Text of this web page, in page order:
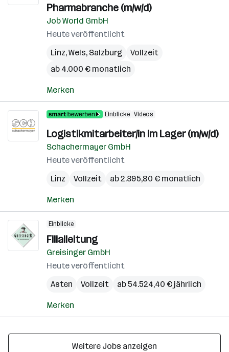
Pharmabranche (m/w/d)
Job World GmbH
Heute veröffentlicht
Linz,Wels, Salzburg
Vollzeit
ab 4.000 € monatlich
Merken
Einblicke Videos
Logistikmitarbeiter/in im Lager (m/w/d)
Schachermayer GmbH
Heute veröffentlicht
Linz
Vollzeit ab 2.395,80 € monatlich
Merken
Einblicke
Filialleitung
Greisinger GmbH
Heute veröffentlicht
Asten
Vollzeit ab 54.524,40 € jährlich
Merken
Weitere Jobs anzeigen